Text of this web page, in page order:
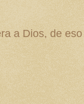
a Dios, de